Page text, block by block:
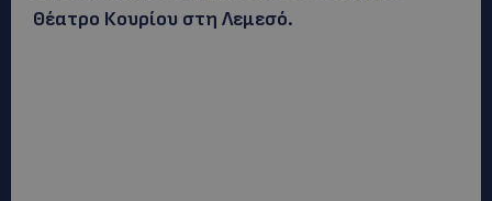
Θέατρο Κουρίου στη Λεμεσό.